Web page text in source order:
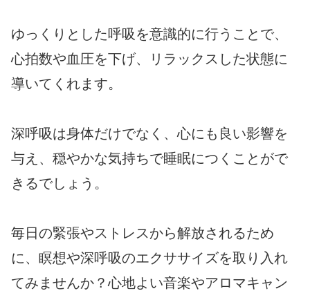
ゆっくりとした呼吸を意識的に行うことで、
心拍数や血圧を下げ、リラックスした状態に
導いてくれます。
深呼吸は身体だけでなく、心にも良い影響を
与え、穏やかな気持ちで睡眠につくことがで
きるでしょう。
毎日の緊張やストレスから解放されるため
に、瞑想や深呼吸のエクササイズを取り入れ
てみませんか？心地よい音楽やアロマキャン